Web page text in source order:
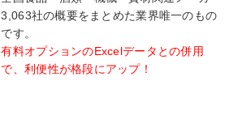
3,063社の概要をまとめた業界唯一のもの
です。
有料オプションのExcelデータとの併用
で、利便性が格段にアップ！